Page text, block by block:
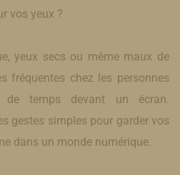
vos yeux ?
yeux secs ou même maux de
fréquentes chez les personnes
de temps devant un écran.
gestes simples pour garder vos
dans un monde numérique.